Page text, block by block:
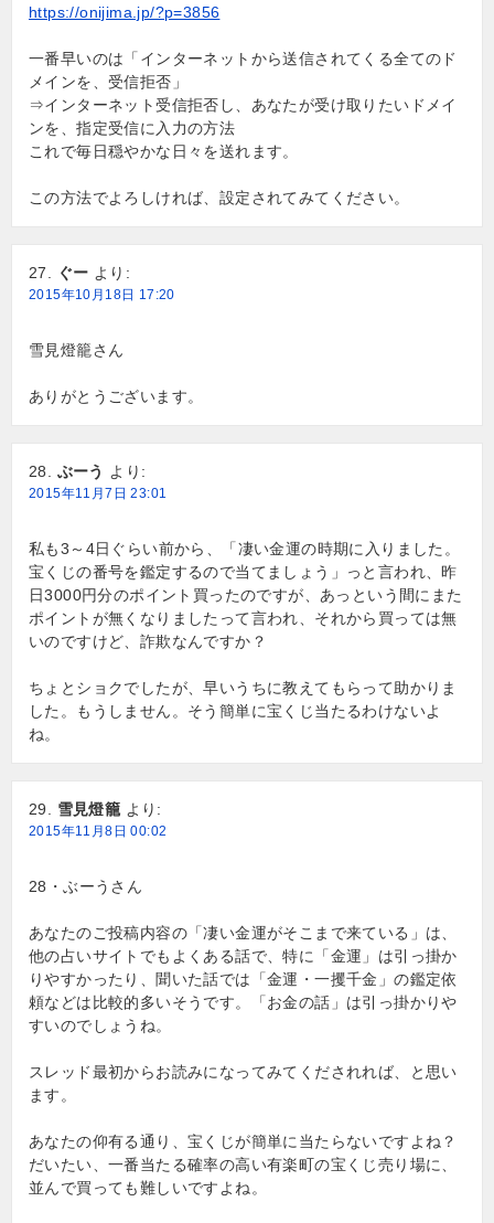
https://onijima.jp/?p=3856
一番早いのは「インターネットから送信されてくる全てのド
メインを、受信拒否」
⇒インターネット受信拒否し、あなたが受け取りたいドメイ
ンを、指定受信に入力の方法
これで毎日穏やかな日々を送れます。
この方法でよろしければ、設定されてみてください。
ぐー より:
2015年10月18日 17:20
雪見燈籠さん
ありがとうございます。
ぶーう より:
2015年11月7日 23:01
私も3～4日ぐらい前から、「凄い金運の時期に入りました。
宝くじの番号を鑑定するので当てましょう」っと言われ、昨
日3000円分のポイント買ったのですが、あっという間にまた
ポイントが無くなりましたって言われ、それから買っては無
いのですけど、詐欺なんですか？
ちょとショクでしたが、早いうちに教えてもらって助かりま
した。もうしません。そう簡単に宝くじ当たるわけないよ
ね。
雪見燈籠 より:
2015年11月8日 00:02
28・ぶーうさん
あなたのご投稿内容の「凄い金運がそこまで来ている」は、
他の占いサイトでもよくある話で、特に「金運」は引っ掛か
りやすかったり、聞いた話では「金運・一攫千金」の鑑定依
頼などは比較的多いそうです。「お金の話」は引っ掛かりや
すいのでしょうね。
スレッド最初からお読みになってみてくだされれば、と思い
ます。
あなたの仰有る通り、宝くじが簡単に当たらないですよね？
だいたい、一番当たる確率の高い有楽町の宝くじ売り場に、
並んで買っても難しいですよね。